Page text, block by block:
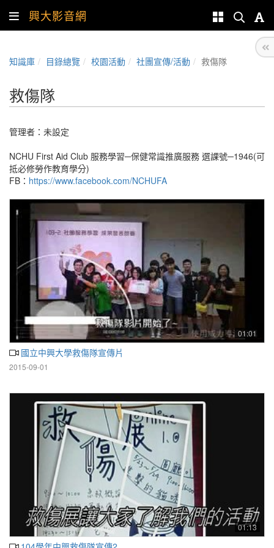
興大影音網
知識庫 目錄總覽 校園活動 社團宣傳/活動 救傷隊
救傷隊
管理者：未設定
NCHU First Aid Club 服務學習─保健常識推廣服務 選課號─1946(可
抵必修勞作教育學分)
FB： https://www.facebook.com/NCHUFA
01:01
國立中興大學救傷隊宣傳片
2015-09-01
01:13